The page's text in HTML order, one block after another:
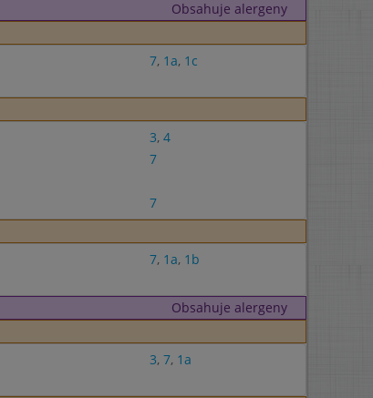
Obsahuje alergeny
7, 1a, 1c
3, 4
7
7
7, 1a, 1b
Obsahuje alergeny
3, 7, 1a